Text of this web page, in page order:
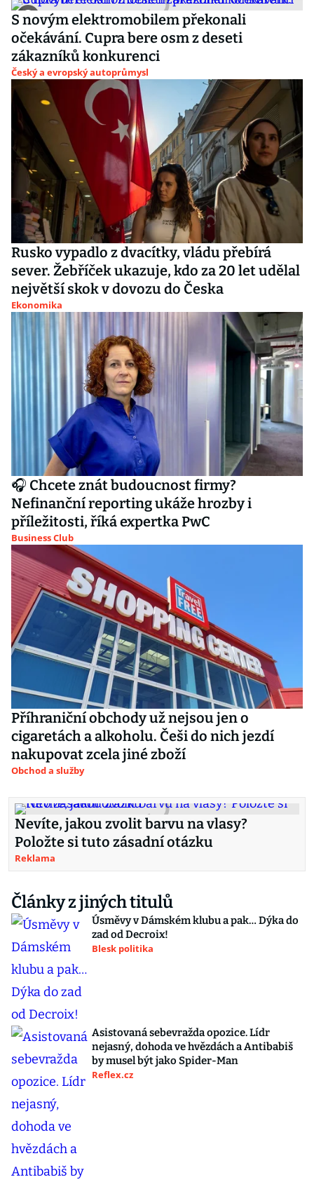
S novým elektromobilem překonali
očekávání. Cupra bere osm z deseti
zákazníků konkurenci
Český a evropský autoprůmysl
Rusko vypadlo z dvacítky, vládu přebírá
sever. Žebříček ukazuje, kdo za 20 let udělal
největší skok v dovozu do Česka
Ekonomika
🎧 Chcete znát budoucnost firmy?
Nefinanční reporting ukáže hrozby i
příležitosti, říká expertka PwC
Business Club
Příhraniční obchody už nejsou jen o
cigaretách a alkoholu. Češi do nich jezdí
nakupovat zcela jiné zboží
Obchod a služby
Nevíte, jakou zvolit barvu na vlasy?
Položte si tuto zásadní otázku
Reklama
Články z jiných titulů
Úsměvy v Dámském klubu a pak… Dýka do
zad od Decroix!
Blesk politika
Asistovaná sebevražda opozice. Lídr
nejasný, dohoda ve hvězdách a Antibabiš
by musel být jako Spider-Man
Reflex.cz